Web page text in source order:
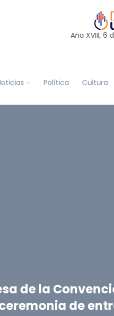
Año XVIII, 6
Política Cultura
de la
de